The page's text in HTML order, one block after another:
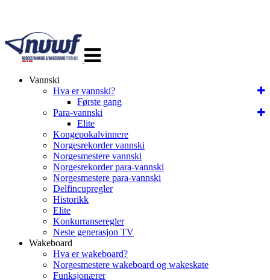
navigasjon
Vannski
Hva er vannski?
Første gang
Para-vannski
Elite
Kongepokalvinnere
Norgesrekorder vannski
Norgesmestere vannski
Norgesrekorder para-vannski
Norgesmestere para-vannski
Delfincupregler
Historikk
Elite
Konkurranseregler
Neste generasjon TV
Wakeboard
Hva er wakeboard?
Norgesmestere wakeboard og wakeskate
Funksjonærer